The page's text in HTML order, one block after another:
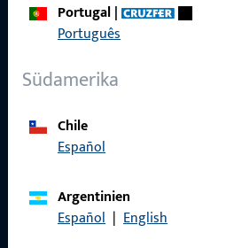
Portugal|
Português
Südamerika
Chile
Español
Argentinien
Español | English
Produktkatalog